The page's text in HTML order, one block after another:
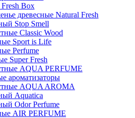
Box
древесные Natural Fresh
Stop Smell
Classic Wood
Sport is Life
Perfume
Super Fresh
AQUA PERFUME
ароматизаторы
AQUA AROMA
Aquatica
Odor Perfume
AIR PERFUME